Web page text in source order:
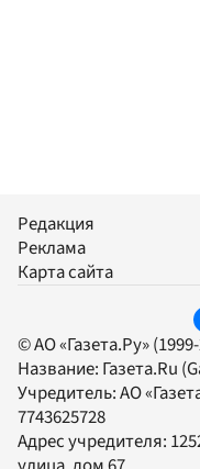
Редакция
Реклама
Карта сайта
© АО «Газета.Ру»
Название: Газета.Ru
Учредитель:АО
7743625728
Адрес учредителя: